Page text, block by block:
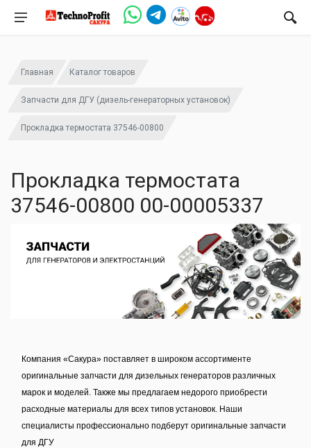
Главная Каталог товаров
Запчасти для ДГУ (дизель-генераторных установок)
Прокладка термостата 37546-00800
Прокладка термостата
37546-00800 00-00005337
Компания «Сакура» поставляет в широком ассортименте
оригинальные запчасти для дизельных генераторов различных
марок и моделей. Также мы предлагаем недорого приобрести
расходные материалы для всех типов установок. Наши
специалисты профессионально подберут оригинальные запчасти
для ДГУ